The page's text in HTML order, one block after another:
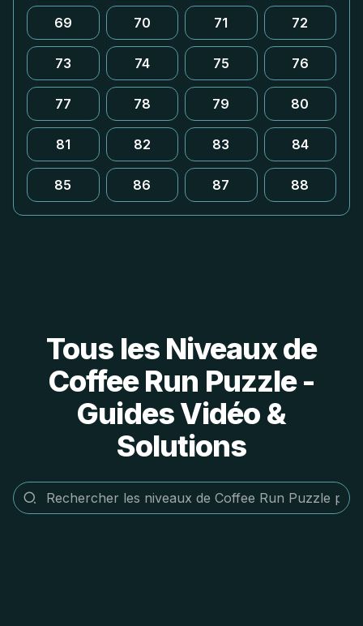
69 70 71 72
73 74 75 76
77 78 79 80
81 82 83 84
85 86 87 88
Tous les Niveaux de
Coffee Run Puzzle -
Guides Vidéo &
Solutions